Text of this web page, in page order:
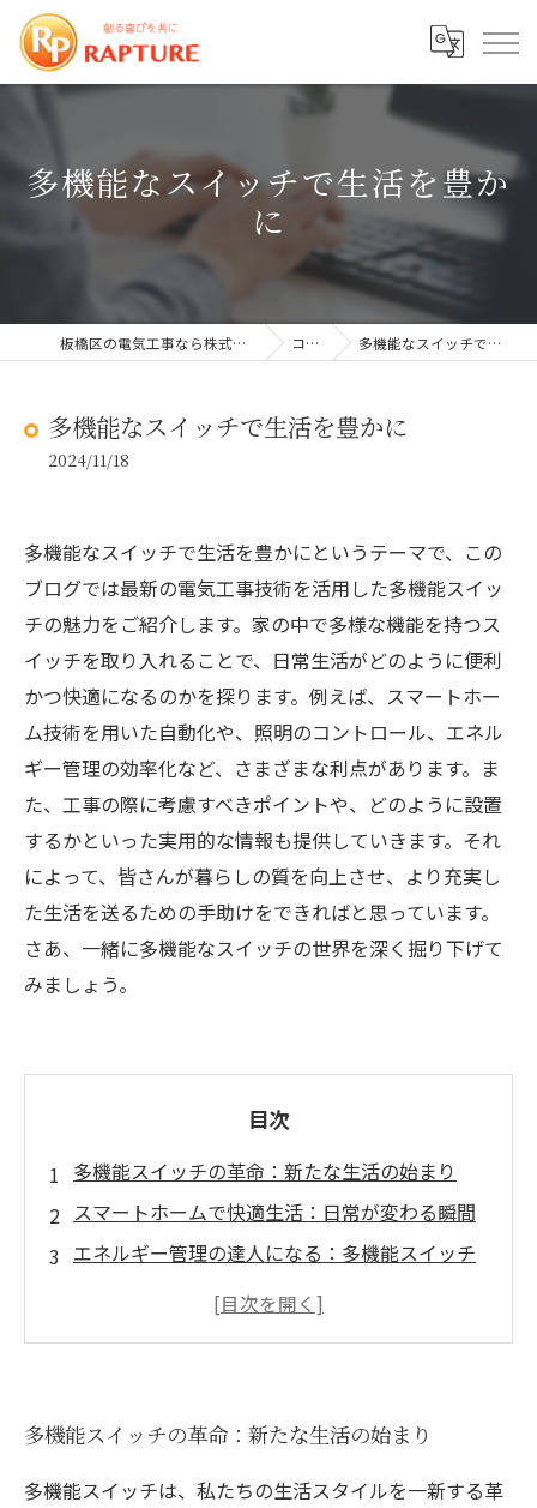
多機能なスイッチで生活を豊か
に
板橋区の電気工事なら株式会社ラプチャー コラム 多機能なスイッチで生活を豊かに
多機能なスイッチで生活を豊かに
2024/11/18
多機能なスイッチで生活を豊かにというテーマで、この
ブログでは最新の電気工事技術を活用した多機能スイッ
チの魅力をご紹介します。家の中で多様な機能を持つス
イッチを取り入れることで、日常生活がどのように便利
かつ快適になるのかを探ります。例えば、スマートホー
ム技術を用いた自動化や、照明のコントロール、エネル
ギー管理の効率化など、さまざまな利点があります。ま
た、工事の際に考慮すべきポイントや、どのように設置
するかといった実用的な情報も提供していきます。それ
によって、皆さんが暮らしの質を向上させ、より充実し
た生活を送るための手助けをできればと思っています。
さあ、一緒に多機能なスイッチの世界を深く掘り下げて
みましょう。
目次
多機能スイッチの革命：新たな生活の始まり
スマートホームで快適生活：日常が変わる瞬間
エネルギー管理の達人になる：多機能スイッチ
豊かなライフスタイルをサポートする選択
あなたの生活を変える一歩：多機能スイッチの
多機能スイッチの革命：新たな生活の始まり
多機能スイッチは、私たちの生活スタイルを一新する革